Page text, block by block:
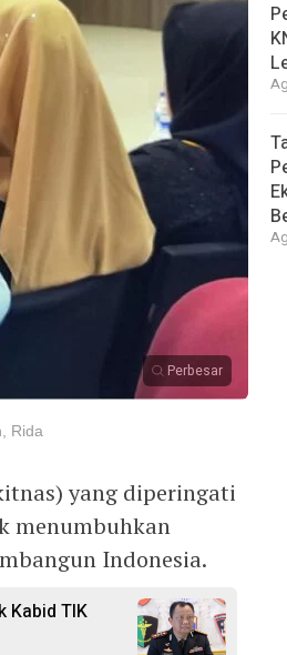
Perbesar
Rida
yang diperingati
menumbuhkan
Indonesia.
Kabid TIK